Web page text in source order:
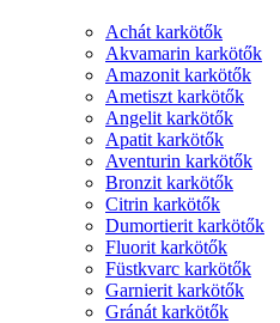
Achát karkötők
Akvamarin karkötők
Amazonit karkötők
Ametiszt karkötők
Angelit karkötők
Apatit karkötők
Aventurin karkötők
Bronzit karkötők
Citrin karkötők
Dumortierit karkötők
Fluorit karkötők
Füstkvarc karkötők
Garnierit karkötők
Gránát karkötők